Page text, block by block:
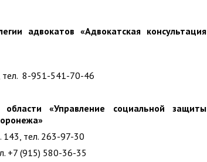
адвокатов «Адвокатская консультация
тел. 8-951-541-70-46
«Управление социальной защиты
143, тел. 263-97-30
+7 (915) 580-36-35